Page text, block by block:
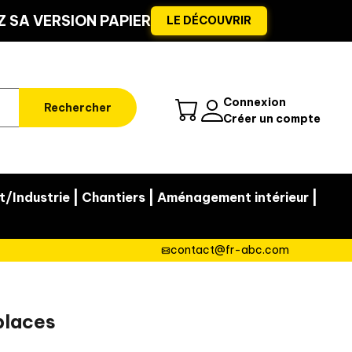
VERSION PAPIER LE DÉCOUVRIR
Rechercher
Connexion
Créer un compte
Industrie Chantiers Aménagement intérieur
contact@fr-abc.com